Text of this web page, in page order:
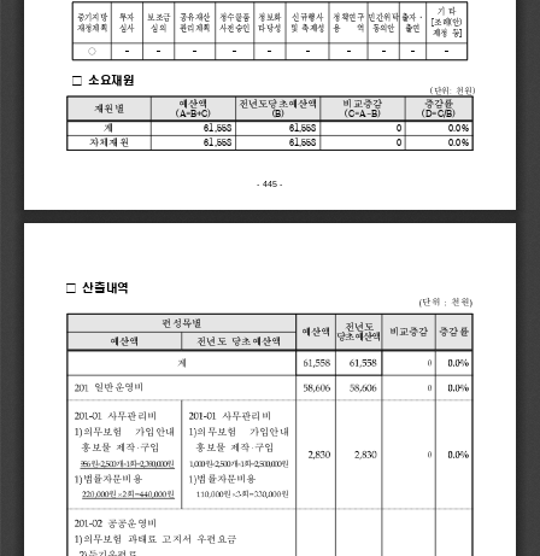
중기지방
재정계획
투자
심사
보조금
심의
공유재산
관리계획
정수물품
사전승인
정보화
타당성
신규행사
및 축제성
정책연구
용    역
민간위탁
동의안
출자·
출연
기 타
조례 안[   (  )
제정 등]
○ – – – – – – – – – –
소요재원
□
단위 천원
  (
: )
재원별
예산액
(A=B+C)
전년도당초예산액
(B)
비교증감
(C=A-B)
증감률
(D=C/B)
계
61,558 61,558 0
0.0%
자체재원
61,558 61,558 0 0.0%
- 445
산출내역
□
편성목별
예산액
전년도
당초예산액
비교증감
증감률
예산액
전년도 당초예산액
계
일반운영비
사무관리비
의무보험  가입안내
홍보물 제작 구입
원    개 회 원
법률자문비용
원  회 원
사무관리비
의무보험  가입안내
홍보물 제작 구입
원    개 회 원
법률자문비용
원  회 원
공공운영비
의무보험 과태료 고지서 우편요금
단위  천원